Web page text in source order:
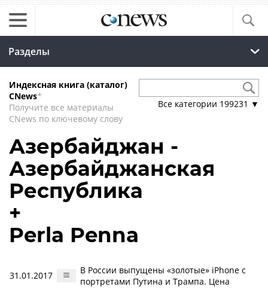
Разделы
Индексная книга (каталог)
CNews*
Получите все материалы
CNews по ключевому слову
Все категории 199231 ▼
Азербайджан -
Азербайджанская
Республика
+
Perla Penna
31.01.2017
В России выпущены «золотые» iPhone с
портретами Путина и Трампа. Цена